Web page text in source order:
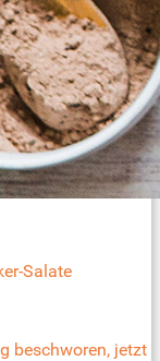
Salate
beschworen, jetzt